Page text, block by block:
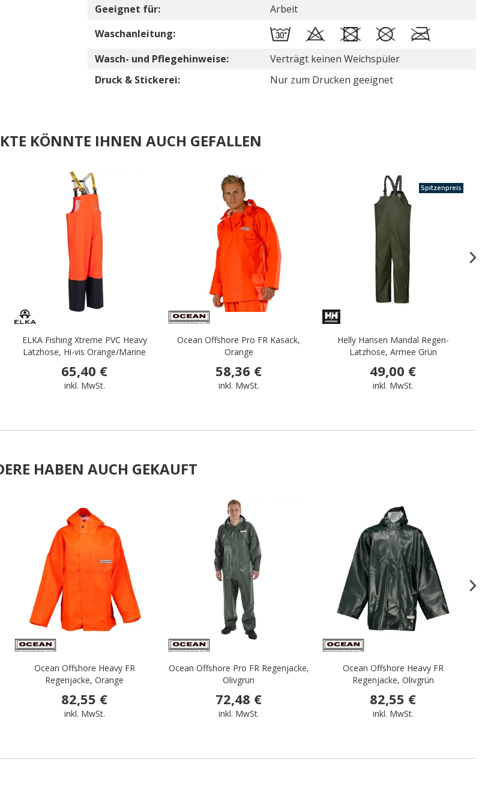
Geeignet für:
Arbeit
Waschanleitung:
Wasch- und Pflegehinweise:
Verträgt keinen Weichspüler
Druck & Stickerei:
Nur zum Drucken geeignet
KÖNNTE IHNEN AUCH GEFALLEN
ELKA Fishing Xtreme PVC Heavy
Latzhose, Hi-vis Orange/Marine
65,40 €
inkl. MwSt.
Ocean Offshore Pro FR Kasack,
Orange
58,36 €
inkl. MwSt.
Spitzenpreis
Helly Hansen Mandal Regen-
Latzhose, Armee Grün
49,00 €
inkl. MwSt.
HABEN AUCH GEKAUFT
Ocean Offshore Heavy FR
Regenjacke, Orange
82,55 €
inkl. MwSt.
Ocean Offshore Pro FR Regenjacke,
Olivgrün
72,48 €
inkl. MwSt.
Ocean Offshore Heavy FR
Regenjacke, Olivgrün
82,55 €
inkl. MwSt.